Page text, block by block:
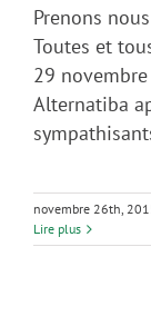
Prenons
Toutes et
29
Alternatiba
novembre 26th,
Lire plus